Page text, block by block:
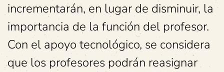
incrementarán, en lugar de disminuir, la
importancia de la función del profesor.
Con el apoyo tecnológico, se considera
que los profesores podrán reasignar